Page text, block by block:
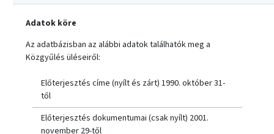
Adatok köre
Az adatbázisban az alábbi adatok találhatók meg a
Közgyűlés üléseiről:
Előterjesztés címe (nyílt és zárt) 1990. október 31-
től
Előterjesztés dokumentumai (csak nyílt) 2001.
november 29-től